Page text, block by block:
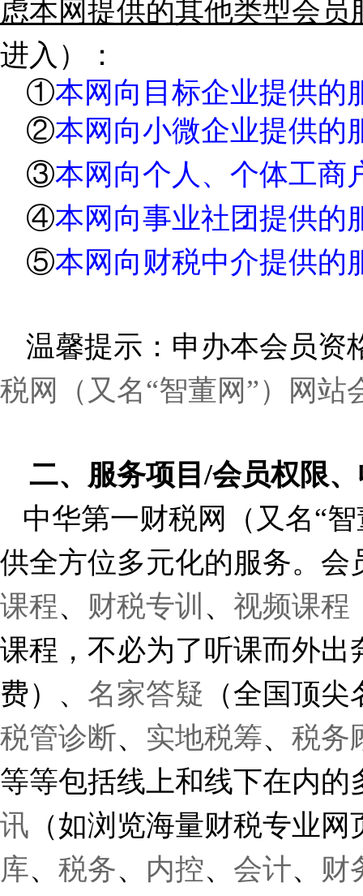
虑本网提供的其他类型会
进入）：
①本网向目标企业提供的
②本网向小微企业提供的
③本网向个人、个体工商
④本网向事业社团提供的
⑤本网向财税中介提供的
温馨提示： 申办本会员资
税网（又名“智董网”）网站
二、服务项目/会员权限
中华第一财税网（又名“
供全方位多元化的服务。会
课程、 财税专训 、 视频课程
课程，不必为了听课而外
费） 、 名家答疑 （全国顶
税管诊断、 实地税筹、 税务
等等包括线上和线下在内
讯 （如浏览海量财税专业网
库、 税务、 内控、 会计、 财